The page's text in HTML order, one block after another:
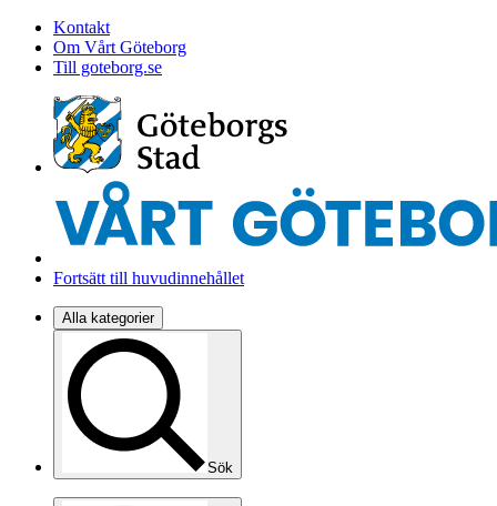
Kontakt
Om Vårt Göteborg
Till goteborg.se
Fortsätt till huvudinnehållet
Alla kategorier
Sök